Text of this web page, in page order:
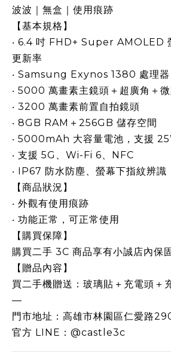
波波｜無盒｜使用痕跡
【基本規格】
‧ 6.4 吋 FHD+ Super AMOLED
更新率
‧ Samsung Exynos 1380 處理器
‧ 5000 萬畫素主鏡頭＋超廣角＋
‧ 3200 萬畫素前置自拍鏡頭
‧ 8GB RAM＋256GB 儲存空間
‧ 5000mAh 大容量電池，支援
‧ 支援 5G、Wi-Fi 6、NFC
‧ IP67 防水防塵、螢幕下指紋辨識
【商品狀況】
‧ 外觀有使用痕跡
‧ 功能正常，可正常使用
【購買保障】
購買二手 3C 商品享有小誠店內保
【贈品內容】
買二手機贈送：玻璃貼＋充電頭＋
—
門市地址：高雄市林園區仁愛路
官方 LINE：@castle3c